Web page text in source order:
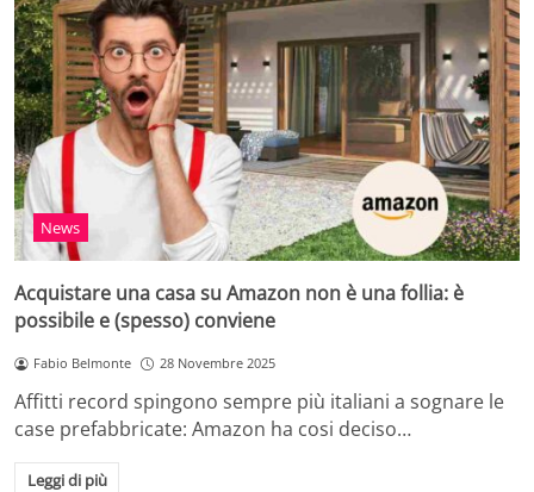
News
Acquistare una casa su Amazon non è una follia: è
possibile e (spesso) conviene
Fabio Belmonte 28 Novembre 2025
Affitti record spingono sempre più italiani a sognare le
case prefabbricate: Amazon ha cosi deciso…
Leggi di più